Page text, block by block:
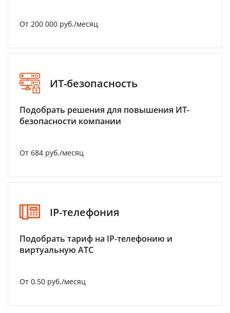
От 200 000 руб./месяц
ИТ-безопасность
Подобрать решения для повышения ИТ-
безопасности компании
От 684 руб./месяц
IP-телефония
Подобрать тариф на IP-телефонию и
виртуальную АТС
От 0.50 руб./месяц